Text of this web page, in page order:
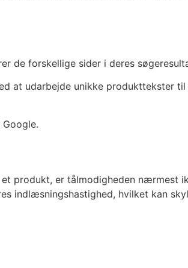
de forskellige sider i deres
at udarbejde unikke produkttekster
produkt, er tålmodigheden nærmest
indlæsningshastighed, hvilket kan